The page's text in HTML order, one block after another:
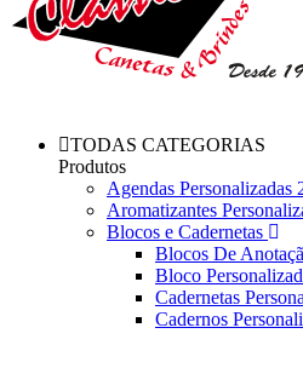
TODAS CATEGORIAS
Produtos
Agendas Personalizadas
Aromatizantes
Blocos e Cadernetas
Blocos De
Bloco
Cadernetas
Cadernos